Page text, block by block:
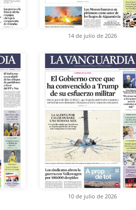
14 de julio de 2026
10 de julio de 2026